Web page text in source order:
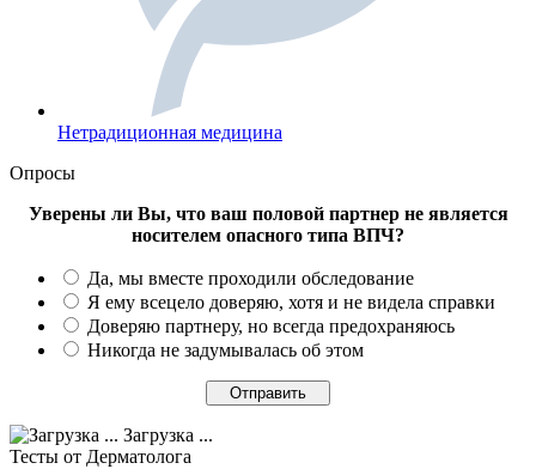
Нетрадиционная медицина
Опросы
Уверены ли Вы, что ваш половой партнер не является
носителем опасного типа ВПЧ?
Да, мы вместе проходили обследование
Я ему всецело доверяю, хотя и не видела справки
Доверяю партнеру, но всегда предохраняюсь
Никогда не задумывалась об этом
Загрузка ...
Тесты от Дерматолога